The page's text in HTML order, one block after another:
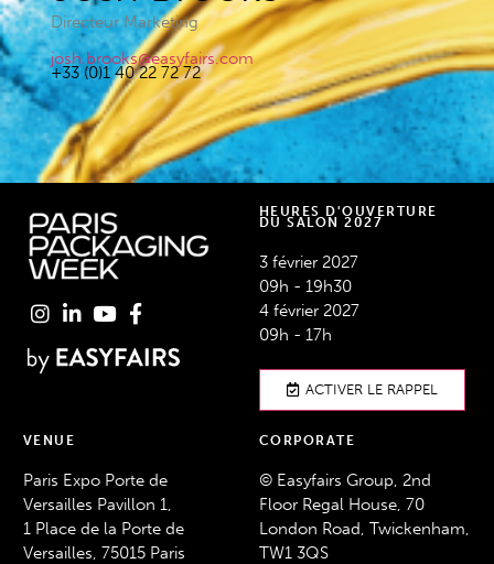
Directeur Marketing
josh.brooks@easyfairs.com
+33 (0)1 40 22 72 72
HEURES D'OUVERTURE
DU SALON 2027
3 février 2027
09h - 19h30
4 février 2027
09h - 17h
ACTIVER LE RAPPEL
VENUE
Paris Expo Porte de
Versailles Pavillon 1,
1 Place de la Porte de
Versailles, 75015 Paris
CORPORATE
© Easyfairs Group, 2nd
Floor Regal House, 70
London Road, Twickenham,
TW1 3QS